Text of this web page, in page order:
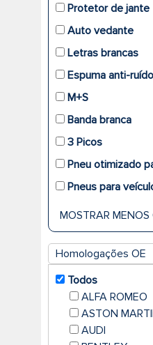
Protetor de jante
Auto vedante
Letras brancas
Espuma anti-ruído
M+S
Banda branca
3 Picos
Pneu otimizado
Pneus para
MOSTRAR MENOS
Homologações OE
Todos
ALFA ROMEO
ASTON
AUDI